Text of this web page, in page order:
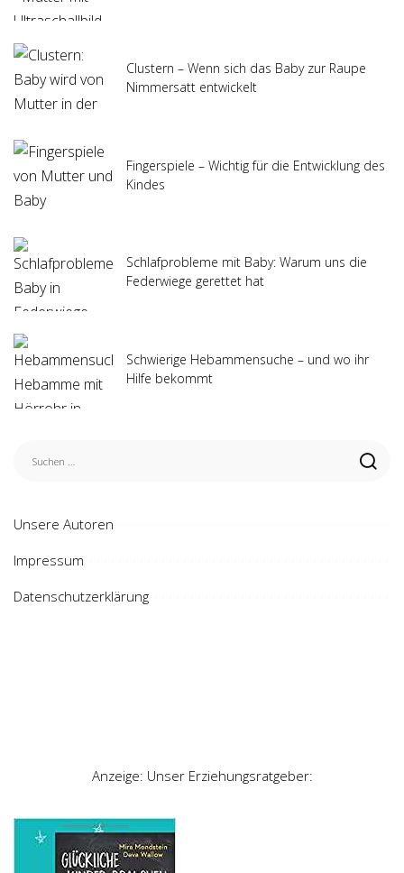
Clustern – Wenn sich das Baby zur Raupe
Nimmersatt entwickelt
Fingerspiele – Wichtig für die Entwicklung des
Kindes
Schlafprobleme mit Baby: Warum uns die
Federwiege gerettet hat
Schwierige Hebammensuche – und wo ihr
Hilfe bekommt
Unsere Autoren
Impressum
Datenschutzerklärung
Anzeige: Unser Erziehungsratgeber: